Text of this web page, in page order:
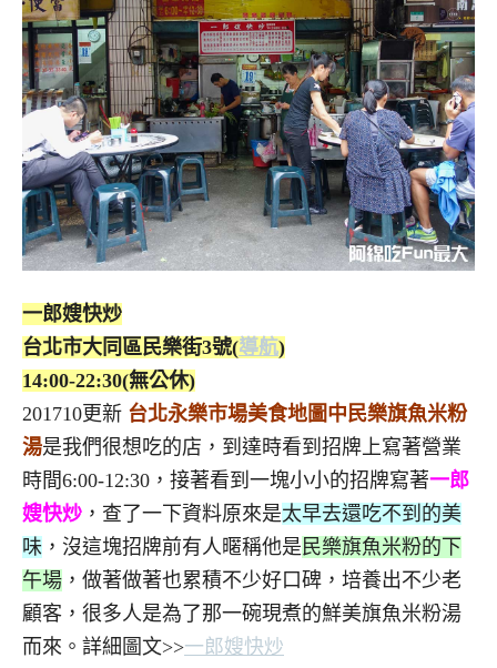
一郎嫂快炒
台北市大同區民樂街3號(導航)
14:00-22:30(無公休)
201710更新 台北永樂市場美食地圖中民樂旗魚米粉
湯是我們很想吃的店，到達時看到招牌上寫著營業
時間6:00-12:30，接著看到一塊小小的招牌寫著一郎
嫂快炒 ，查了一下資料原來是太早去還吃不到的美
味 ，沒這塊招牌前有人暱稱他是 民樂旗魚米粉的下
午場 ，做著做著也累積不少好口碑，培養出不少老
顧客，很多人是為了那一碗現煮的鮮美旗魚米粉湯
而來。詳細圖文>>一郎嫂快炒